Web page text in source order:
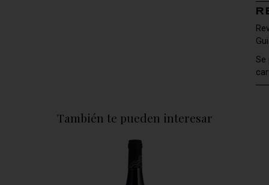
Se
También te pueden interesar